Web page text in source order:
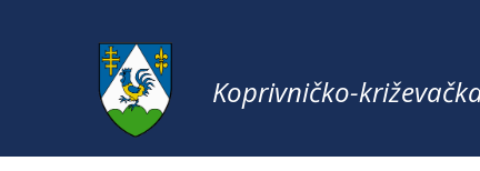
Koprivničko-